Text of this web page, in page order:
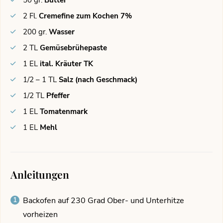
2 Fl. Cremefine zum Kochen 7%
200 gr. Wasser
2 TL Gemüsebrühepaste
1 EL ital. Kräuter TK
1/2 – 1 TL Salz (nach Geschmack)
1/2 TL Pfeffer
1 EL Tomatenmark
1 EL Mehl
Anleitungen
Backofen auf 230 Grad Ober- und Unterhitze
vorheizen